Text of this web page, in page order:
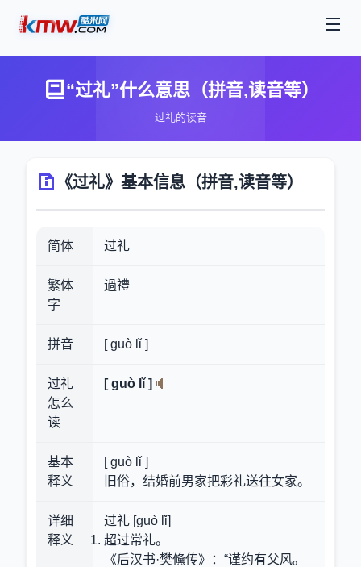
“过礼”什么意思（拼音,读音等）
过礼的读音
《过礼》基本信息（拼音,读音等）
简体 过礼
繁体
字
過禮
拼音 [ guò lǐ ]
过礼
怎么
读
[ guò lǐ ]
基本
释义
[ guò lǐ ]
旧俗，结婚前男家把彩礼送往女家。
详细
释义
过礼 [guò lǐ]
超过常礼。
《后汉书·樊儵传》：“谨约有父风。